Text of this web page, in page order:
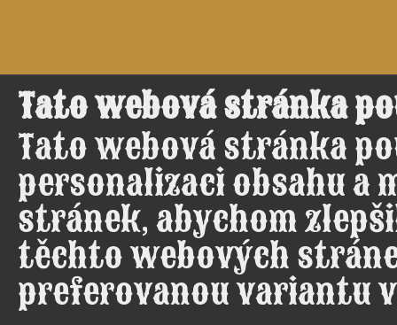
Tato webová stránka
Tato webová stránka
personalizaci obsahu a
stránek, abychom
těchto webových
preferovanou variantu